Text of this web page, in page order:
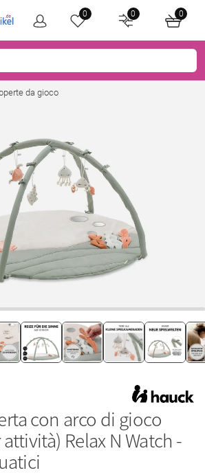
0 0 0
da gioco
con arco di gioco
Relax N Watch -